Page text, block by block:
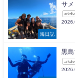
海日記
サ
黒